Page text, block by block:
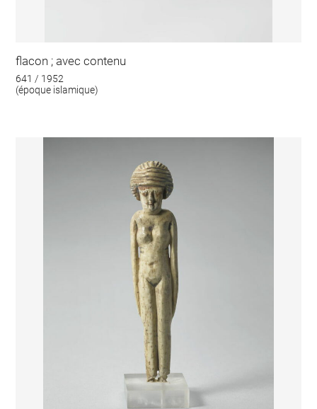
flacon ; avec contenu
641 / 1952
(époque islamique)